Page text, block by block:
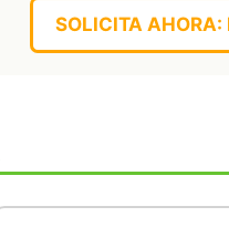
SOLICITA AHORA: